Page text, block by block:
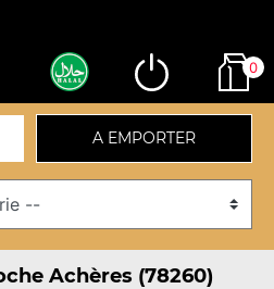
0
A EMPORTER
Achères (78260)